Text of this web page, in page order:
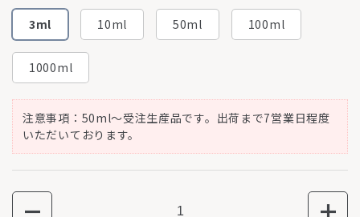
3ml 10ml 50ml 100ml
1000ml
注意事項：50ml～受注生産品です。出荷まで7営業日程度
いただいております。
数量